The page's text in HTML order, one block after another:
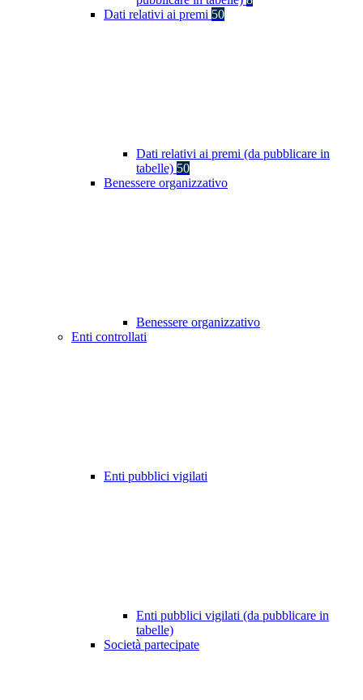
Dati relativi ai premi 50
Dati relativi ai premi (da pubblicare in
tabelle) 50
Benessere organizzativo
Benessere organizzativo
Enti controllati
Enti pubblici vigilati
Enti pubblici vigilati (da pubblicare in
tabelle)
Società partecipate